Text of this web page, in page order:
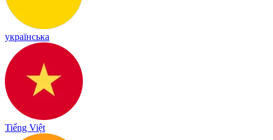
українська
Tiếng Việt